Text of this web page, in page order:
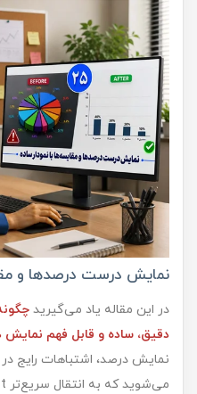
نمایش درست درصدها و
در این مقاله یاد می‌گیرید
دقیق، ساده و قابل فهم نمایش
نمایش درصد، اشتباهات رایج